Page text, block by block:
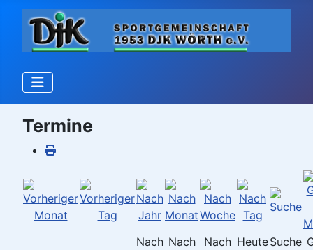
Termine
Nach Nach
Nach HeuteSuche